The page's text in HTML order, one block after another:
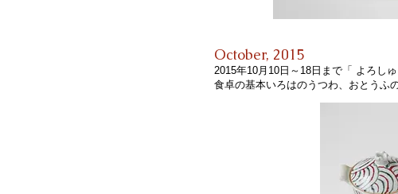
October, 2015
2015年10月10日～18日まで「 よろし
食卓の基本いろはのうつわ、おとうふ